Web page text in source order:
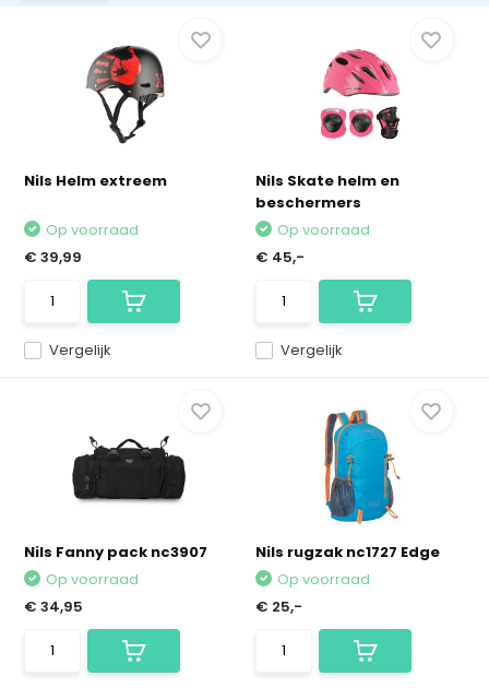
Nils Helm extreem
Vergelijk
Op voorraad
€ 39,99
Nils Skate helm en
beschermers
Vergelijk
Op voorraad
€ 45,-
Nils Fanny pack nc3907
Op voorraad
€ 34,95
Nils rugzak nc1727 Edge
Op voorraad
€ 25,-